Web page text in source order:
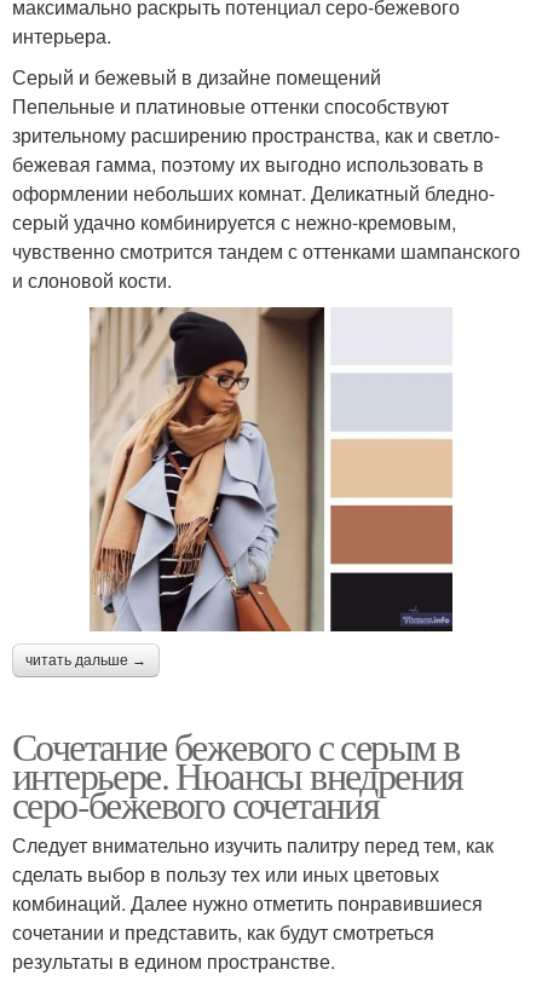
максимально раскрыть потенциал серо-бежевого
интерьера.
Серый и бежевый в дизайне помещений
Пепельные и платиновые оттенки способствуют
зрительному расширению пространства, как и светло-
бежевая гамма, поэтому их выгодно использовать в
оформлении небольших комнат. Деликатный бледно-
серый удачно комбинируется с нежно-кремовым,
чувственно смотрится тандем с оттенками шампанского
и слоновой кости.
читать дальше →
Сочетание бежевого с серым в
интерьере. Нюансы внедрения
серо-бежевого сочетания
Следует внимательно изучить палитру перед тем, как
сделать выбор в пользу тех или иных цветовых
комбинаций. Далее нужно отметить понравившиеся
сочетании и представить, как будут смотреться
результаты в едином пространстве.